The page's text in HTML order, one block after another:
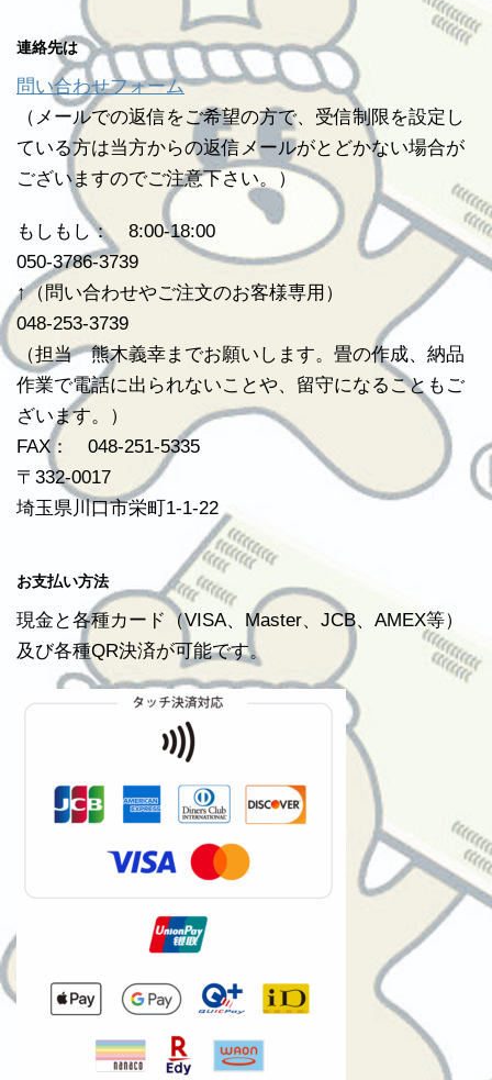
連絡先は
問い合わせフォーム
（メールでの返信をご希望の方で、受信制限を設定し
ている方は当方からの返信メールがとどかない場合が
ございますのでご注意下さい。）
もしもし： 8:00-18:00
050-3786-3739
↑（問い合わせやご注文のお客様専用）
048-253-3739
（担当 熊木義幸までお願いします。畳の作成、納品
作業で電話に出られないことや、留守になることもご
ざいます。）
FAX： 048-251-5335
〒332-0017
埼玉県川口市栄町1-1-22
お支払い方法
現金と各種カード（VISA、Master、JCB、AMEX等）
及び各種QR決済が可能です。